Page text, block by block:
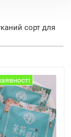
сорт для